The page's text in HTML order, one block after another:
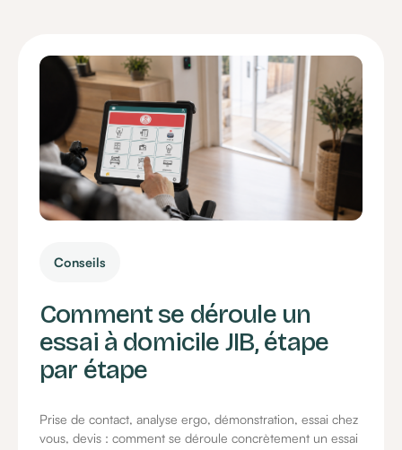
Conseils
Comment se déroule un
essai à domicile JIB, étape
par étape
Prise de contact, analyse ergo, démonstration, essai chez
vous, devis : comment se déroule concrètement un essai